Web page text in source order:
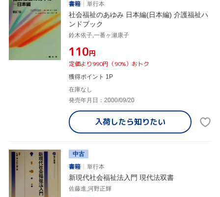
書籍
単行本
社会福祉のあゆみ 日本編(日本編) 介護福祉ハ
ンドブック
鈴木依子,一番ヶ瀬康子
¥110円
定価より990円（90%）おトク
獲得ポイント 1P
在庫なし
発売年月日：2000/09/20
入荷したら知りたい
中古
書籍
単行本
新現代社会福祉法入門 現代法双書
佐藤進,河野正輝